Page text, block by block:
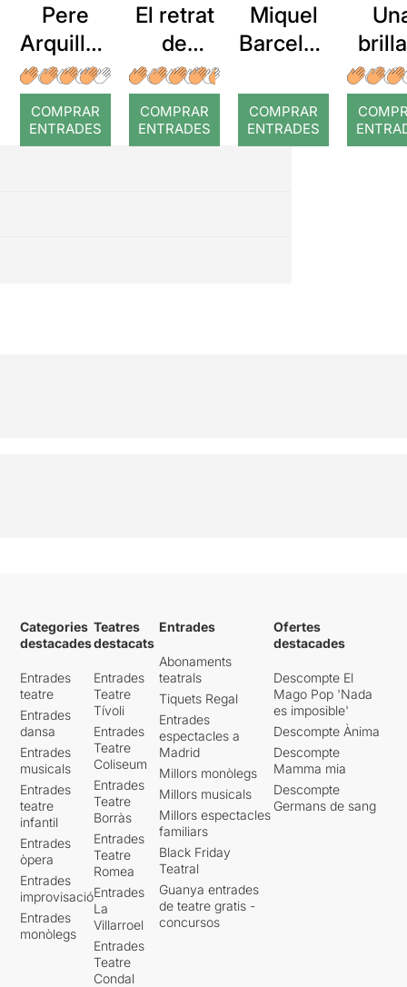
Pere
Arquillué
: Coral
romput
COMPRAR
ENTRADES
El retrat
de
Dorian
Gray
COMPRAR
ENTRADES
Miquel
Barcelon
COMPRAR
ENTRADES
ció
Categories
destacades
Entrades
teatre
Entrades
dansa
Entrades
musicals
Entrades
teatre
infantil
Entrades
òpera
Entrades
improvisació
Entrades
monòlegs
Teatres
destacats
Entrades
Teatre
Tívoli
Entrades
Teatre
Coliseum
Entrades
Teatre
Borràs
Entrades
Teatre
Romea
Entrades
La
Villarroel
Entrades
Teatre
Condal
Entrades
Abonaments
teatrals
Tiquets Regal
Entrades
espectacles a
Madrid
Millors monòlegs
Millors musicals
Millors espectacles
familiars
Black Friday
Teatral
Guanya entrades
de teatre gratis -
concursos
Ofertes
destacades
Descompte El
Mago Pop 'Nada
es imposible'
Descompte Ànima
Descompte
Mamma mia
Descompte
Germans de sang